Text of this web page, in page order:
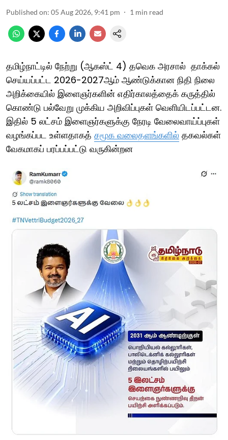
Published on: 05 Aug 2026, 9:41 pm 1 min read
தமிழ்நாட்டில் நேற்று (ஆகஸ்ட் 4) தவெக அரசால் தாக்கல்
செய்யப்பட்ட 2026-2027ஆம் ஆண்டுக்கான நிதி நிலை
அறிக்கையில் இளைஞர்களின் எதிர்காலத்தைக் கருத்தில்
கொண்டு பல்வேறு முக்கிய அறிவிப்புகள் வெளியிடப்பட்டன.
இதில் 5 லட்சம் இளைஞர்களுக்கு நேரடி வேலைவாய்ப்புகள்
வழங்கப்பட உள்ளதாகத் சமூக வலைதளங்களில் தகவல்கள்
வேகமாகப் பரப்பப்பட்டு வருகின்றன